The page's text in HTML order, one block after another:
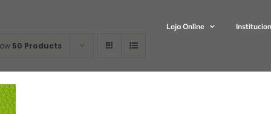
Loja Online
50 Products